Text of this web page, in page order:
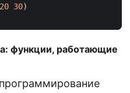
20 30)
функции, работающие